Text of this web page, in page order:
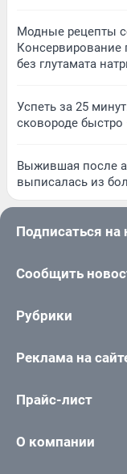
Модные рецепты
Консервирование
без глутамата
Успеть за 25
сковороде
Выжившая после
выписалась из
Подписаться на
Сообщить
Рубрики
Реклама на
Прайс-лист
О компании